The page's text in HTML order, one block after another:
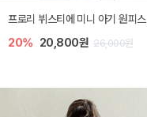
프로리 뷔스티에 미니 아기 원피스
20% 20,800원 26,000원